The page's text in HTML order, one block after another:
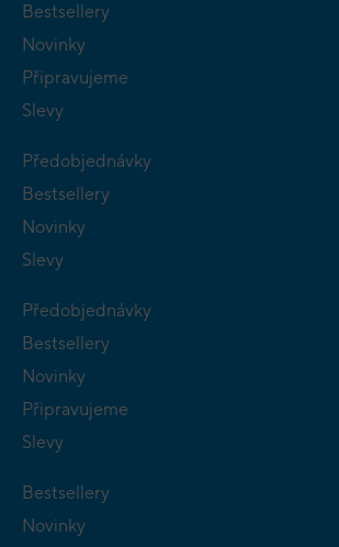
Bestsellery
Novinky
Připravujeme
Slevy
Předobjednávky
Bestsellery
Novinky
Slevy
Předobjednávky
Bestsellery
Novinky
Připravujeme
Slevy
Bestsellery
Novinky